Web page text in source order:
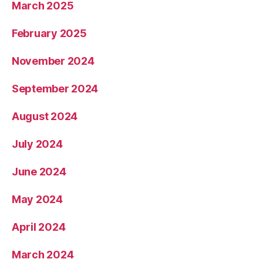
March 2025
February 2025
November 2024
September 2024
August 2024
July 2024
June 2024
May 2024
April 2024
March 2024